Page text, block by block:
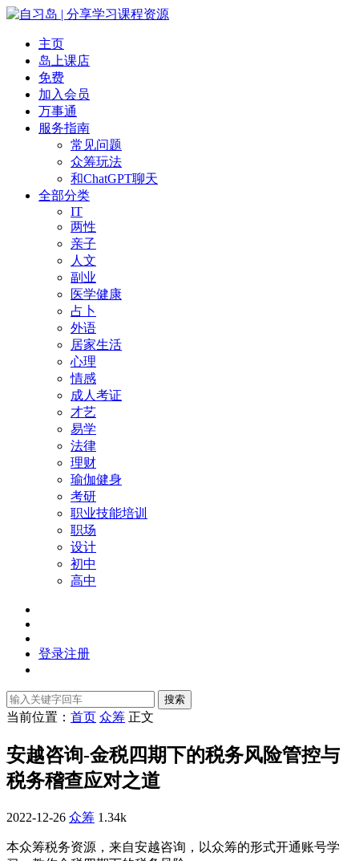
主页
岛上课店
免费
加入会员
万事通
服务指南
常见问题
众筹玩法
和ChatGPT聊天
全部分类
IT
两性
亲子
人文
副业
医学健康
占卜
外语
居家生活
心理
情感
成人考证
才艺
易学
法律
理财
瑜伽健身
考研
职业技能培训
职场
设计
初中
高中
登录注册
搜索
当前位置： 首页 众筹 正文
安越咨询-金税四期下的税务风险管控与
税务稽查应对之道
2022-12-26 众筹 1.34k
本众筹税务资源，来自安越咨询，以众筹的形式开通账号学